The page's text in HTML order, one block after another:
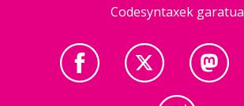
Codesyntaxek garatua